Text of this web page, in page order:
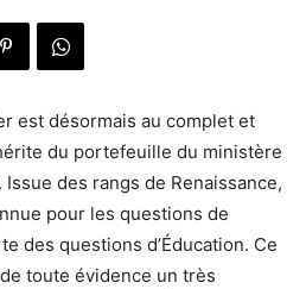
est désormais au complet et
du portefeuille du ministère
Issue des rangs de Renaissance,
pour les questions de
des questions d’Éducation. Ce
toute évidence un très